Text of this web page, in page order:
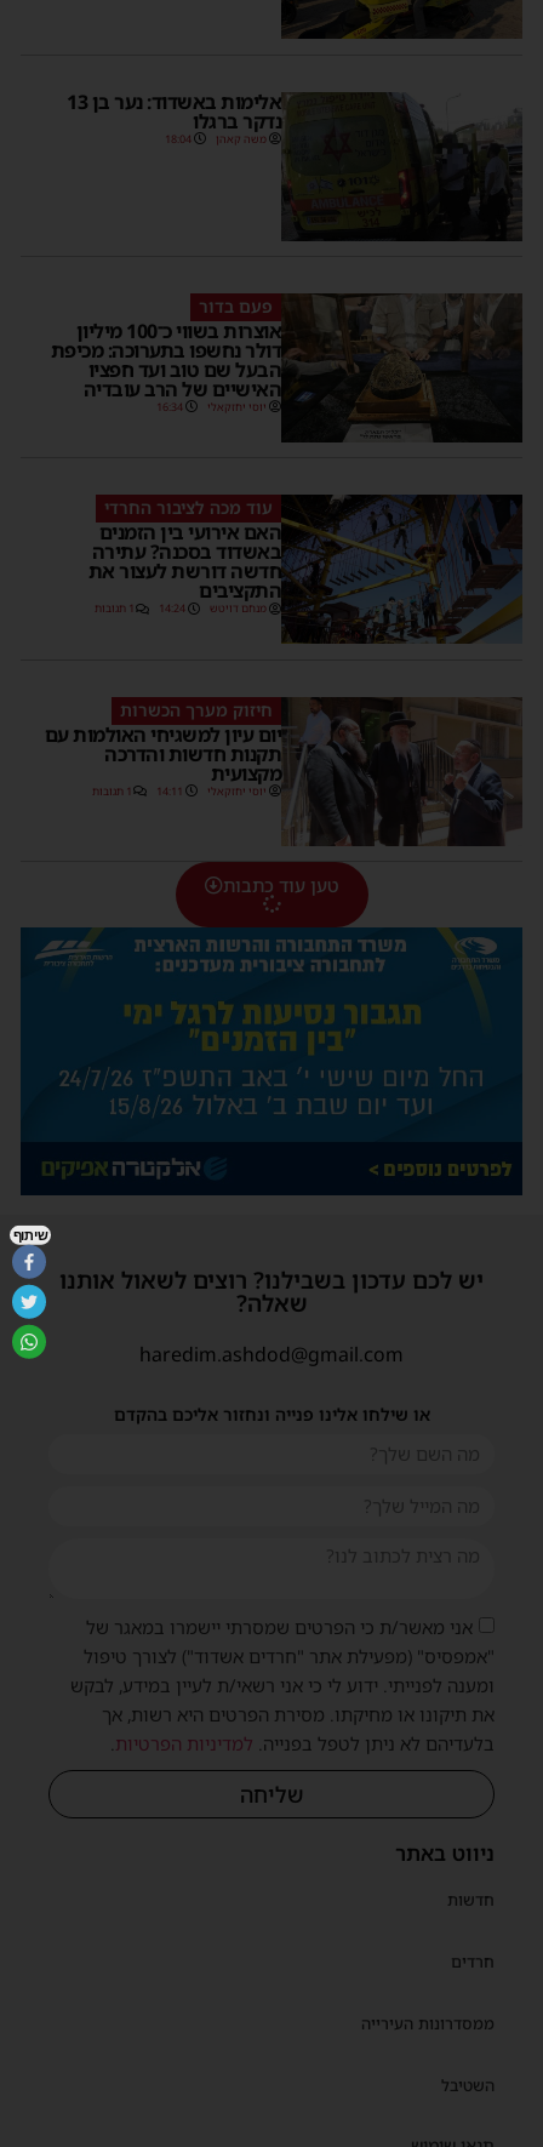
אלימות באשדוד: נער בן 13
נדקר ברגלו
משה קאהן 18:04
פעם בדור
אוצרות בשווי כ־100 מיליון
דולר נחשפו בתערוכה: מכיפת
הבעל שם טוב ועד חפציו
האישיים של הרב עובדיה
יוסי יחזקאלי 16:34
עוד מכה לציבור החרדי
האם אירועי בין הזמנים
באשדוד בסכנה? עתירה
חדשה דורשת לעצור את
התקציבים
מנחם דויטש 14:24 1 תגובות
חיזוק מערך הכשרות
יום עיון למשגיחי האולמות עם
תקנות חדשות והדרכה
מקצועית
יוסי יחזקאלי 14:11 1 תגובות
טען עוד כתבות
ניווט באתר
חדשות
חרדים
ממסדרונות העירייה
השטיבל
יש לכם עדכון בשבילנו? רוצים לשאול אותנו
שאלה?
haredim.ashdod@gmail.com
או שילחו אלינו פנייה ונחזור אליכם בהקדם
אני מאשר/ת כי הפרטים שמסרתי יישמרו במאגר של
"אמפסיס" (מפעילת אתר "חרדים אשדוד") לצורך טיפול
ומענה לפנייתי. ידוע לי כי אני רשאי/ת לעיין במידע, לבקש
את תיקונו או מחיקתו. מסירת הפרטים היא רשות, אך
בלעדיהם לא ניתן לטפל בפנייה. למדיניות הפרטיות.
שליחה
שיתוף